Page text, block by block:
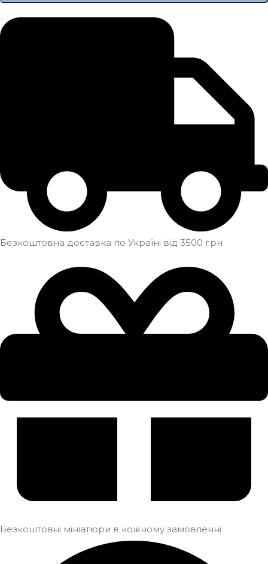
Безкоштовна доставка по Україні від 3500 грн
Безкоштовні мініатюри в кожному замовленні